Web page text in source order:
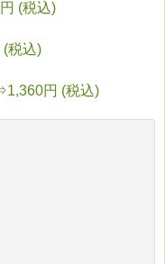
(税込)
税込)
円 (税込)